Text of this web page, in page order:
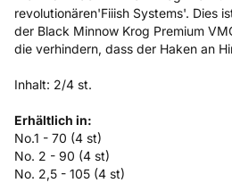
revolutionären'Fiiish Systems'. Dies
der Black Minnow Krog Premium
die verhindern, dass der Haken an
Inhalt: 2/4 st.
Erhältlich in:
No.1 - 70 (4 st)
No. 2 - 90 (4 st)
No. 2,5 - 105 (4 st)